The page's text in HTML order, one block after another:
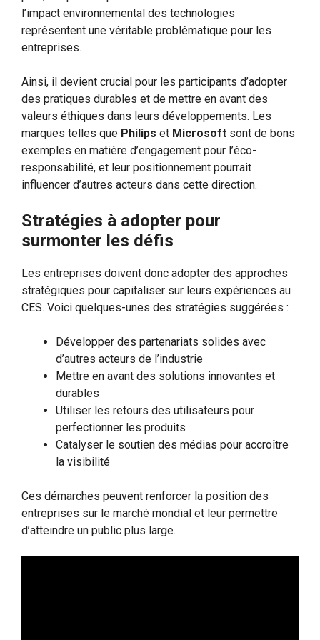
l’impact environnemental des technologies
représentent une véritable problématique pour les
entreprises.
Ainsi, il devient crucial pour les participants d’adopter
des pratiques durables et de mettre en avant des
valeurs éthiques dans leurs développements. Les
marques telles que Philips et Microsoft sont de bons
exemples en matière d’engagement pour l’éco-
responsabilité, et leur positionnement pourrait
influencer d’autres acteurs dans cette direction.
Stratégies à adopter pour
surmonter les défis
Les entreprises doivent donc adopter des approches
stratégiques pour capitaliser sur leurs expériences au
CES. Voici quelques-unes des stratégies suggérées :
Développer des partenariats solides avec
d’autres acteurs de l’industrie
Mettre en avant des solutions innovantes et
durables
Utiliser les retours des utilisateurs pour
perfectionner les produits
Catalyser le soutien des médias pour accroître
la visibilité
Ces démarches peuvent renforcer la position des
entreprises sur le marché mondial et leur permettre
d’atteindre un public plus large.